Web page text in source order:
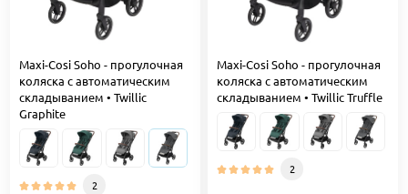
Maxi-Cosi Soho - прогулочная
коляска с автоматическим
складыванием • Twillic
Graphite
2
Maxi-Cosi Soho - прогулочная
коляска с автоматическим
складыванием • Twillic Truffle
2